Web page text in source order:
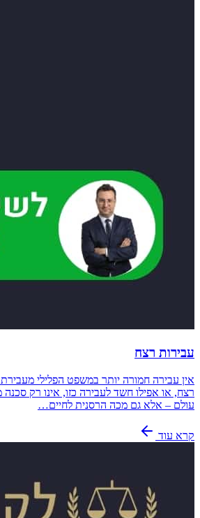
עבירות רצח
אין עבירה חמורה יותר במשפט הפלילי
רצח, או אפילו חשד לעבירה כזו, אינו רק
עולם – אלא גם מכה הרסנית לחיים…
קרא עוד